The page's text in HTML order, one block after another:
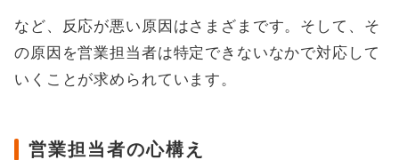
など、反応が悪い原因はさまざまです。そして、そ
の原因を営業担当者は特定できないなかで対応して
いくことが求められています。
営業担当者の心構え